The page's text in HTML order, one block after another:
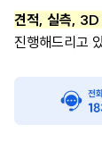
견적, 실측, 3D
진행해드리고